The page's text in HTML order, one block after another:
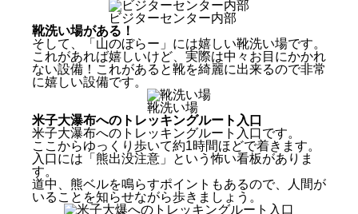
ビジターセンター内部
靴洗い場がある！
そして、「山のぼらー」には嬉しい靴洗い場です。
これがあれば嬉しいけど、実際は中々お目にかかれ
ない設備！これがあると靴を綺麗に出来るので非常
に嬉しい設備です。
靴洗い場
米子大瀑布へのトレッキングルート入口
米子大瀑布へのトレッキングルート入口です。
ここからゆっくり歩いて約1時間ほどで着きます。
入口には「熊出没注意」という怖い看板がありま
す。
道中、熊ベルを鳴らすポイントもあるので、人間が
いることを知らせながら歩きましょう。